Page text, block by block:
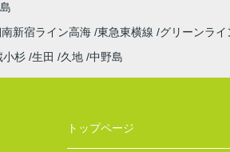
新宿ライン高海 東急東横線
グリーンラ
小杉 生田 久地 中野島
トップページ